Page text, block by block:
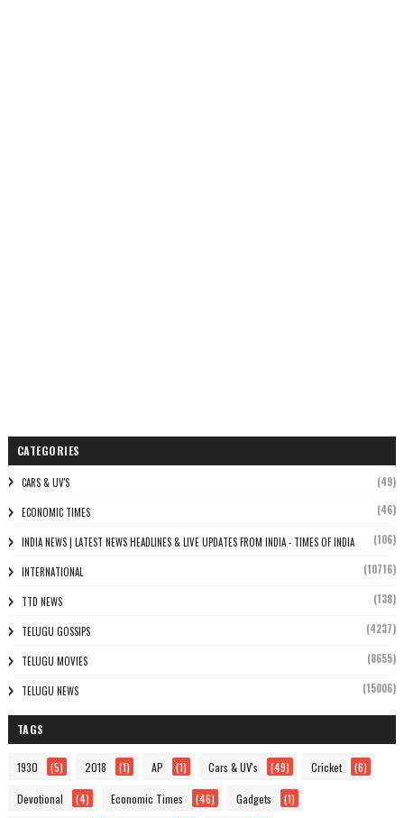
CATEGORIES
CARS & UV'S (49)
ECONOMIC TIMES (46)
INDIA NEWS | LATEST NEWS HEADLINES & LIVE UPDATES FROM INDIA - TIMES OF INDIA (106)
INTERNATIONAL (10716)
TTD NEWS (138)
TELUGU GOSSIPS (4237)
TELUGU MOVIES (8655)
TELUGU NEWS (15006)
TAGS
1930 (5) 2018 (1) AP (1) Cars & UV's (49) Cricket (6)
Devotional (4) Economic Times (46) Gadgets (1)